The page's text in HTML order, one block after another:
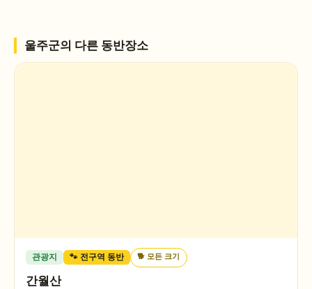
울주군의 다른 동반장소
관광지 🐾 전구역 동반 🐕모든 크기
간월산